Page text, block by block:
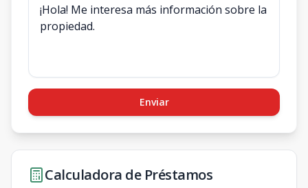
Enviar
Calculadora de Préstamos